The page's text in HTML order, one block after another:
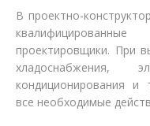
В проектно-
проектировщики. При
хладоснабжения,
кондиционирования и
все необходимые